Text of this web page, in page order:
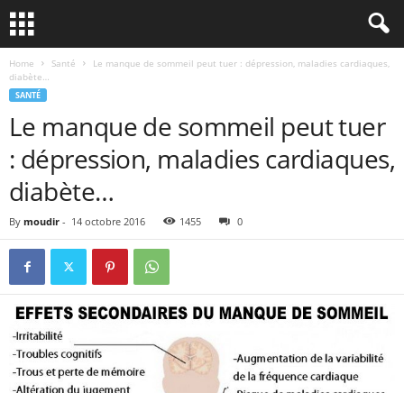
Home Santé
Le manque de sommeil peut tuer : dépression, maladies cardiaques,
diabète…
SANTÉ
Le manque de sommeil peut tuer
: dépression, maladies cardiaques,
diabète…
By moudir - 14 octobre 2016 1455 0